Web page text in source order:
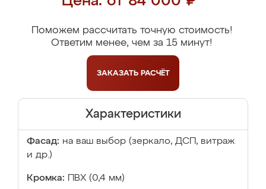
Поможем рассчитать точную стоимость!
Ответим менее, чем за 15 минут!
ЗАКАЗАТЬ РАСЧЁТ
Характеристики
Фасад: на ваш выбор (зеркало, ДСП, витраж
и др.)
Кромка: ПВХ (0,4 мм)